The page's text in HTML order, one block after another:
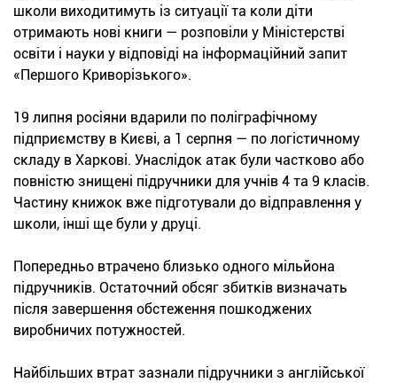
школи виходитимуть із ситуації та коли діти
отримають нові книги — розповіли у Міністерстві
освіти і науки у відповіді на інформаційний запит
«Першого Криворізького».
19 липня росіяни вдарили по поліграфічному
підприємству в Києві, а 1 серпня — по логістичному
складу в Харкові. Унаслідок атак були частково або
повністю знищені підручники для учнів 4 та 9 класів.
Частину книжок вже підготували до відправлення у
школи, інші ще були у друці.
Попередньо втрачено близько одного мільйона
підручників. Остаточний обсяг збитків визначать
після завершення обстеження пошкоджених
виробничих потужностей.
Найбільших втрат зазнали підручники з англійської